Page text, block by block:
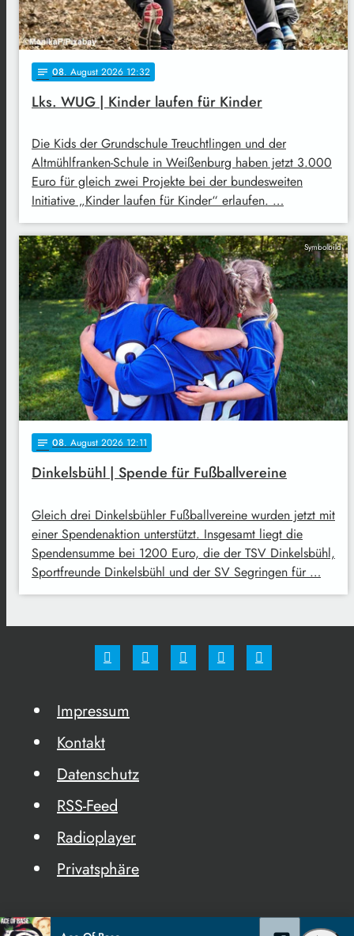
notes 08. August 2026 12:32
Lks. WUG | Kinder laufen für Kinder
Die Kids der Grundschule Treuchtlingen und der
Altmühlfranken-Schule in Weißenburg haben jetzt 3.000
Euro für gleich zwei Projekte bei der bundesweiten
Initiative „Kinder laufen für Kinder“ erlaufen. …
Symbolbild
notes 08. August 2026 12:11
Dinkelsbühl | Spende für Fußballvereine
Gleich drei Dinkelsbühler Fußballvereine wurden jetzt mit
einer Spendenaktion unterstützt. Insgesamt liegt die
Spendensumme bei 1200 Euro, die der TSV Dinkelsbühl,
Sportfreunde Dinkelsbühl und der SV Segringen für …
Impressum
Kontakt
Datenschutz
RSS-Feed
Radioplayer
Privatsphäre